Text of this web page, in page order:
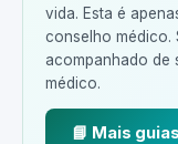
vida. Esta é
conselho médico.
acompanhado de
médico.
📘 Mais